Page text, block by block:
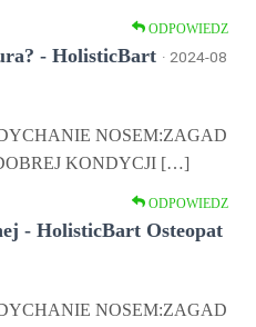
ODPOWIEDZ
- HolisticBart · 2024-08
NOSEM:ZAGAD
KONDYCJI […]
ODPOWIEDZ
- HolisticBart Osteopat
NOSEM:ZAGAD